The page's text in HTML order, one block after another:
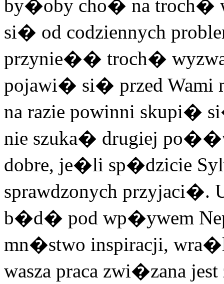
by�oby cho� na troch�
si� od codziennych
przynie�� troch�
pojawi� si� przed Wami
na razie powinni skupi�
nie szuka� drugiej
dobre, je�li sp�dzicie
sprawdzonych przyjaci�.
b�d� pod wp�ywem
mn�stwo inspiracji,
wasza praca zwi�zana